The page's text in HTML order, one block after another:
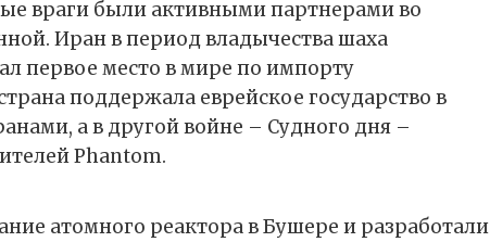
враги были активными партнерами во
Иран в период владычества шаха
первое место в мире по импорту
поддержала еврейское государство в
а в другой войне – Судного дня –
Phantom.
атомного реактора в Бушере и разработали